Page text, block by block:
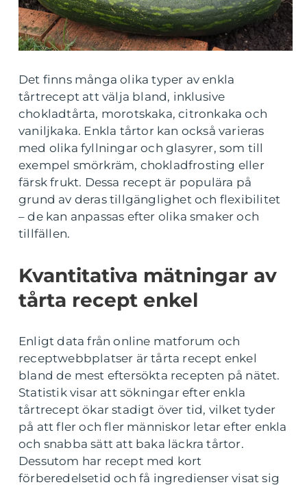
Det finns många olika typer av enkla
tårtrecept att välja bland, inklusive
chokladtårta, morotskaka, citronkaka och
vaniljkaka. Enkla tårtor kan också varieras
med olika fyllningar och glasyrer, som till
exempel smörkräm, chokladfrosting eller
färsk frukt. Dessa recept är populära på
grund av deras tillgänglighet och flexibilitet
– de kan anpassas efter olika smaker och
tillfällen.
Kvantitativa mätningar av
tårta recept enkel
Enligt data från online matforum och
receptwebbplatser är tårta recept enkel
bland de mest eftersökta recepten på nätet.
Statistik visar att sökningar efter enkla
tårtrecept ökar stadigt över tid, vilket tyder
på att fler och fler människor letar efter enkla
och snabba sätt att baka läckra tårtor.
Dessutom har recept med kort
förberedelsetid och få ingredienser visat sig